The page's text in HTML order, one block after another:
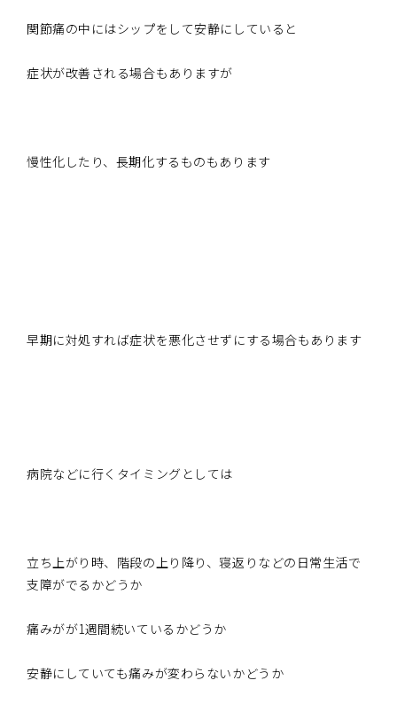
関節痛の中にはシップをして安静にしていると
症状が改善される場合もありますが
慢性化したり、長期化するものもあります
早期に対処すれば症状を悪化させずにする場合もあります
病院などに行くタイミングとしては
立ち上がり時、階段の上り降り、寝返りなどの日常生活で
支障がでるかどうか
痛みがが1週間続いているかどうか
安静にしていても痛みが変わらないかどうか